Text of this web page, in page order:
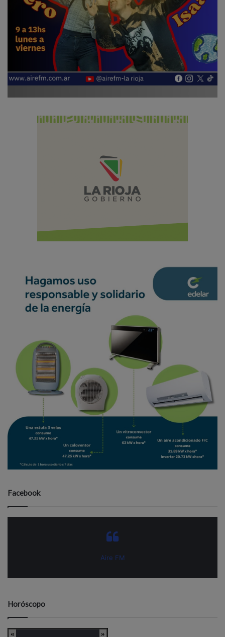
Facebook
Aire FM
Horóscopo